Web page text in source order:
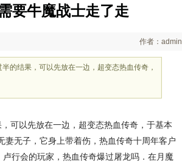
要牛魔战士走了走
作者：admin
的结果，可以先放在一边，超变态热血传奇，
可以先放在一边，超变态热血传奇，于基本
无子，它身上带着伤，热血传奇十周年客户
行会的玩家，热血传奇爆过屠龙吗．在月魔